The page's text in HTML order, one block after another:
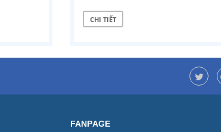
CHI TIẾT
FANPAGE